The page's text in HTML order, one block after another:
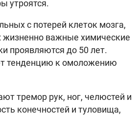
утроятся.
с потерей клеток мозга,
важные химические
проявляются до 50 лет.
тенденцию к омоложению
тремор рук, ног, челюстей и
конечностей и туловища,